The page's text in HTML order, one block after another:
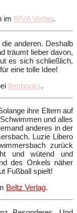
im RIVA Verlag.
anderen. Deshalb
träumt lieber davon,
es sich schließlich,
eine tolle Idee!
fembooks.
ihre Eltern auf
und alles
anderes in der
Luzie Libero
zurück
und wütend und
des Onkels näher
Fußball spielt!
Beltz Verlag.